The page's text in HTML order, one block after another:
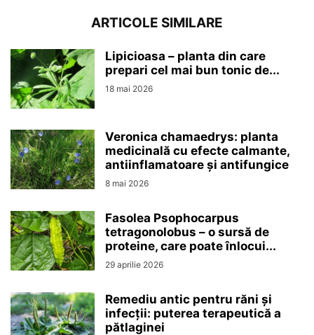
ARTICOLE SIMILARE
Lipicioasa – planta din care
prepari cel mai bun tonic de...
18 mai 2026
Veronica chamaedrys: planta
medicinală cu efecte calmante,
antiinflamatoare și antifungice
8 mai 2026
Fasolea Psophocarpus
tetragonolobus – o sursă de
proteine, care poate înlocui...
29 aprilie 2026
Remediu antic pentru răni și
infecții: puterea terapeutică a
pătlaginei